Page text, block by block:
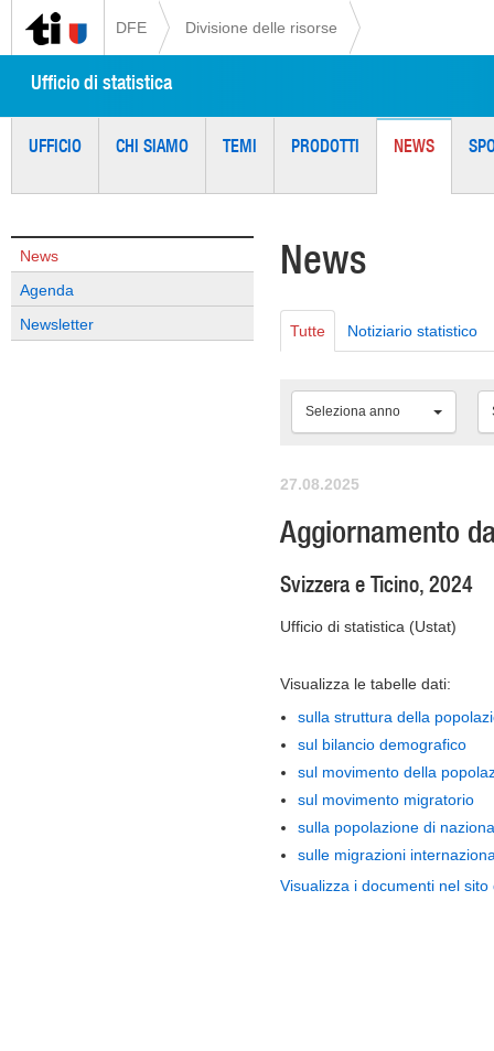
DFE Divisione delle risorse
Ufficio di statistica
UFFICIO CHI SIAMO TEMI PRODOTTI NEWS
News
Agenda
Newsletter
News
Tutte Notiziario statistico
Seleziona anno
27.08.2025
Aggiornamento
Svizzera e Ticino, 2024
Ufficio di statistica (Ustat)
Visualizza le tabelle dati:
sulla struttura della
sul bilancio demografico
sul movimento della
sul movimento migratorio
sulla popolazione di
sulle migrazioni
Visualizza i documenti nel sito